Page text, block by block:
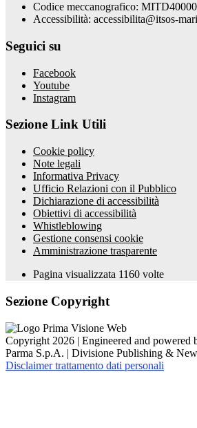
Codice meccanografico:
Accessibilità: accessibilita@itsos-
Seguici su
Facebook
Youtube
Instagram
Sezione Link Utili
Cookie policy
Note legali
Informativa Privacy
Ufficio Relazioni con il Pubblico
Dichiarazione di accessibilità
Obiettivi di accessibilità
Whistleblowing
Gestione consensi cookie
Amministrazione trasparente
Pagina visualizzata 1160 volte
Sezione Copyright
Copyright 2026 | Engineered and powered
Parma S.p.A. | Divisione Publishing &
Disclaimer trattamento dati personali